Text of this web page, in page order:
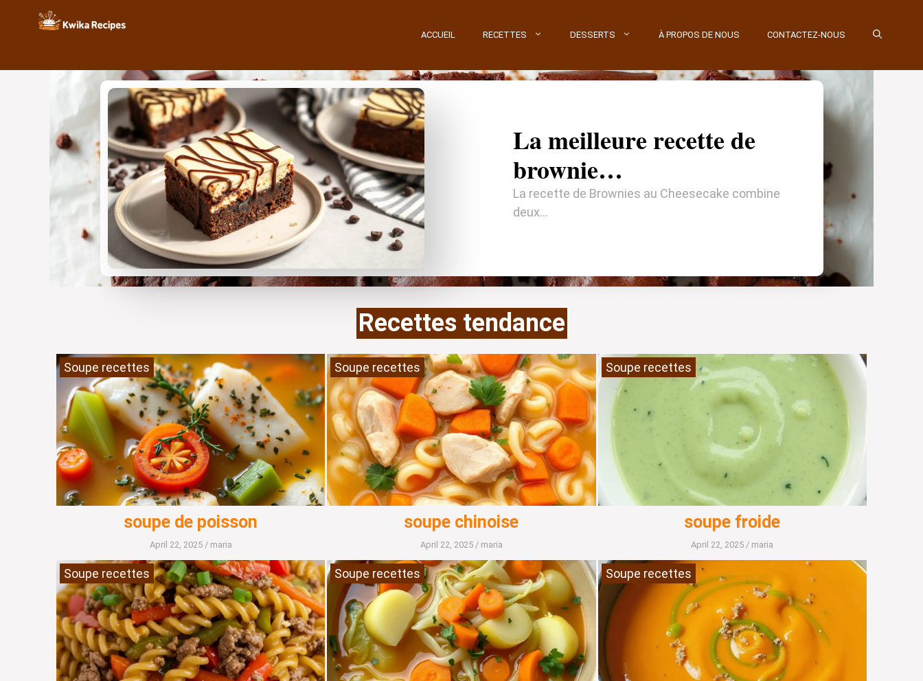
ACCUEIL RECETTES DESSERTS À PROPOS DE NOUS CONTACTEZ-NOUS
La meilleure recette de
brownie…
La recette de Brownies au Cheesecake combine
deux…
Recettes tendance
Soupe recettes
soupe de poisson
April 22, 2025/ maria
Soupe recettes
soupe chinoise
April 22, 2025/ maria
Soupe recettes
soupe froide
April 22, 2025 / maria
Soupe recettes Soupe recettes Soupe recettes